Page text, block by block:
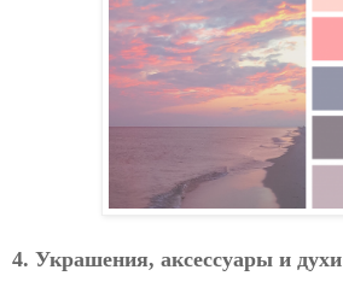
4. Украшения, аксессуары и духи